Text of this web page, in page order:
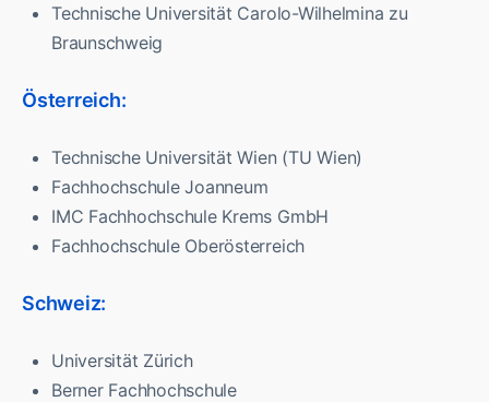
Technische Universität Carolo-Wilhelmina zu
Braunschweig
Österreich:
Technische Universität Wien (TU Wien)
Fachhochschule Joanneum
IMC Fachhochschule Krems GmbH
Fachhochschule Oberösterreich
Schweiz:
Universität Zürich
Berner Fachhochschule